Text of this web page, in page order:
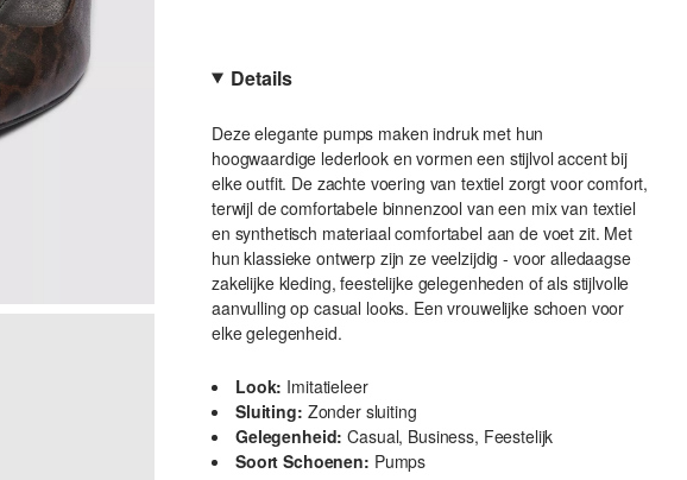
Details
Deze elegante pumps maken indruk met hun
hoogwaardige lederlook en vormen een stijlvol accent bij
elke outfit. De zachte voering van textiel zorgt voor comfort,
terwijl de comfortabele binnenzool van een mix van textiel
en synthetisch materiaal comfortabel aan de voet zit. Met
hun klassieke ontwerp zijn ze veelzijdig - voor alledaagse
zakelijke kleding, feestelijke gelegenheden of als stijlvolle
aanvulling op casual looks. Een vrouwelijke schoen voor
elke gelegenheid.
Look: Imitatieleer
Sluiting: Zonder sluiting
Gelegenheid: Casual, Business, Feestelijk
Soort Schoenen: Pumps